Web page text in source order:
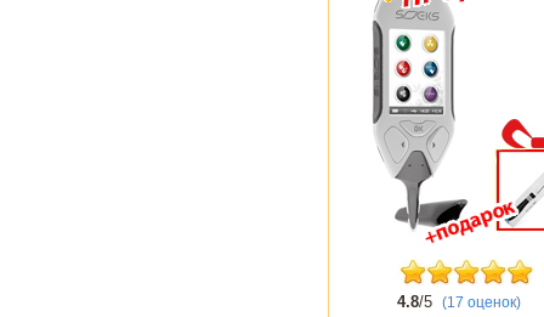
4.8/5 (17 оценок)